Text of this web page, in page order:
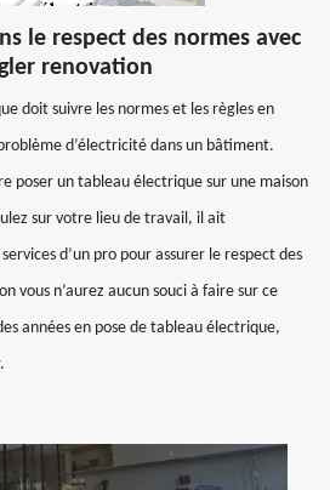
le respect des normes avec
renovation
doit suivre les normes et les règles en
d’électricité dans un bâtiment.
poser un tableau électrique sur une maison
sur votre lieu de travail, il ait
d’un pro pour assurer le respect des
vous n’aurez aucun souci à faire sur ce
années en pose de tableau électrique,